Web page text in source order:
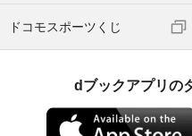
ドコモスポーツくじ
dブックアプリの